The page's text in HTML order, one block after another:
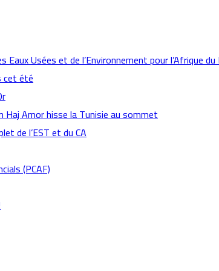
Usées et de l’Environnement pour l’Afrique
cet été
Haj Amor hisse la Tunisie au sommet
de l’EST et du CA
(PCAF)